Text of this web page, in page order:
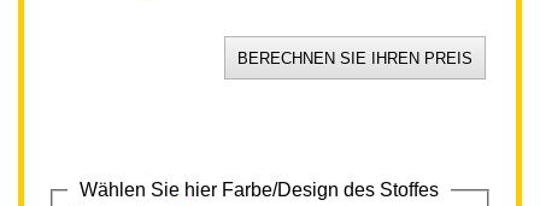
Wählen Sie hier Farbe/Design des Stoffes